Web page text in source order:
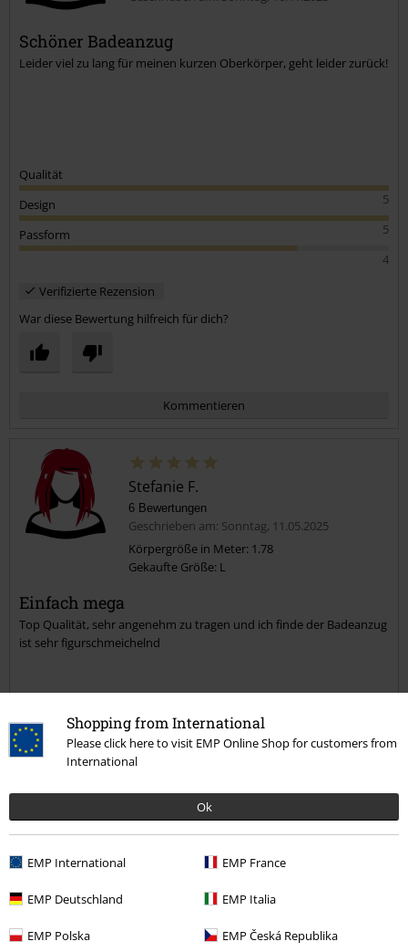
Shopping from International
Please click here to visit EMP Online Shop for customers from
International
Ok
EMP International EMP France
EMP Deutschland EMP Italia
EMP Polska EMP Česká Republika
Schöner Badeanzug
Leider viel zu lang für meinen kurzen Oberkörper, geht leider zurück!
Qualität
5
Design
5
Passform
4
Verifizierte Rezension
War diese Bewertung hilfreich für dich?
Kommentieren
Kommentar jetzt abschicken!
Stefanie F.
6 Bewertungen
Geschrieben am: Sonntag, 11.05.2025
Körpergröße in Meter: 1.78
Gekaufte Größe: L
Einfach mega
Top Qualität, sehr angenehm zu tragen und ich finde der Badeanzug
ist sehr figurschmeichelnd
Qualität
5
Passform
5